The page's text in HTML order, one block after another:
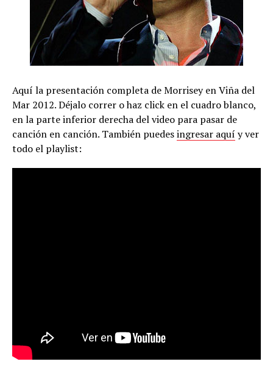
Aquí la presentación completa de Morrisey en Viña del
Mar 2012. Déjalo correr o haz click en el cuadro blanco,
en la parte inferior derecha del video para pasar de
canción en canción. También puedesingresar aquí y ver
todo el playlist: